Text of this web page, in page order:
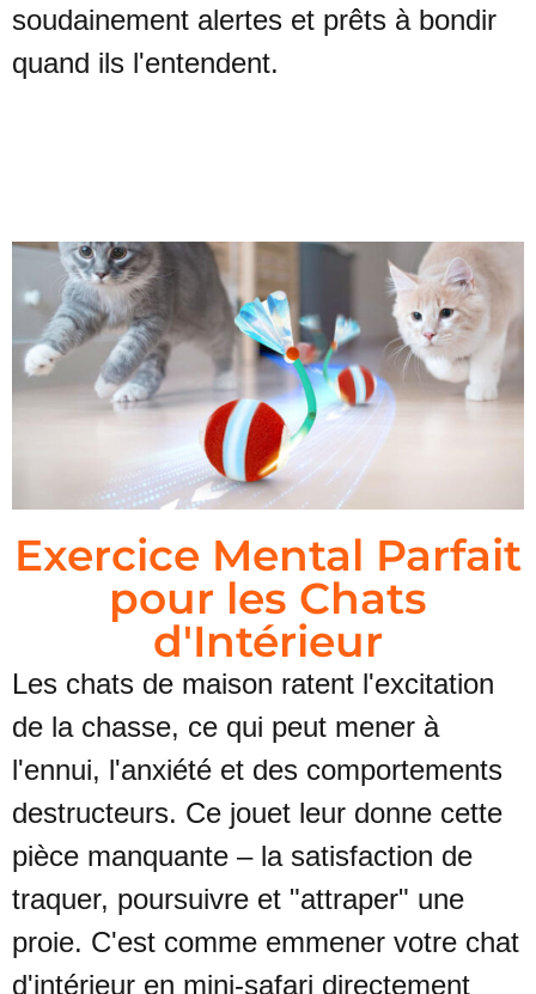
soudainement alertes et prêts à bondir
quand ils l'entendent.
Exercice Mental Parfait
pour les Chats
d'Intérieur
Les chats de maison ratent l'excitation
de la chasse, ce qui peut mener à
l'ennui, l'anxiété et des comportements
destructeurs. Ce jouet leur donne cette
pièce manquante – la satisfaction de
traquer, poursuivre et "attraper" une
proie. C'est comme emmener votre chat
d'intérieur en mini-safari directement